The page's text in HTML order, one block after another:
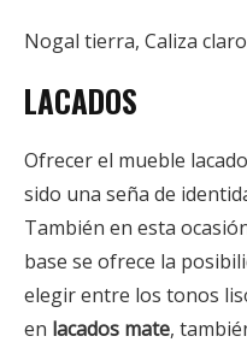
Nogal tierra, Caliza
LACADOS
Ofrecer el mueble
sido una seña de
También en esta
base se ofrece la
elegir entre los tonos
en lacados mate,